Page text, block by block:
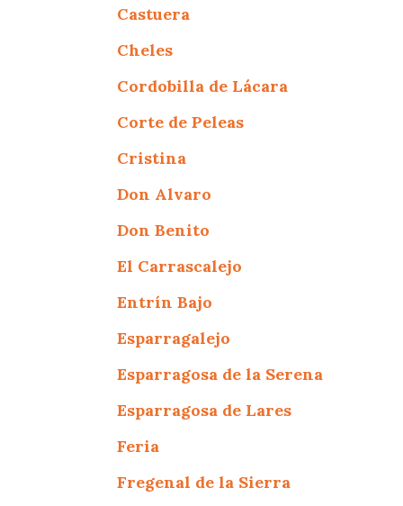
Castuera
Cheles
Cordobilla de Lácara
Corte de Peleas
Cristina
Don Alvaro
Don Benito
El Carrascalejo
Entrín Bajo
Esparragalejo
Esparragosa de la Serena
Esparragosa de Lares
Feria
Fregenal de la Sierra